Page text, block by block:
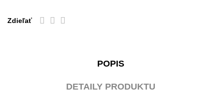
Zdieľať
POPIS
DETAILY PRODUKTU